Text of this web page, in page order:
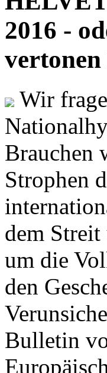
2016 -
Wir
Brauchen
Strophen
dem
um die
den
Bulletin